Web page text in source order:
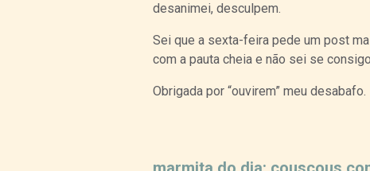
desanimei, desculpem.
Sei que a sexta-feira pede um post
com a pauta cheia e não sei se
Obrigada por “ouvirem” meu desabafo.